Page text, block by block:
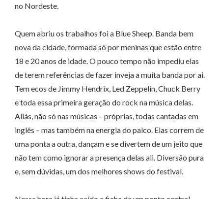
no Nordeste.
Quem abriu os trabalhos foi a Blue Sheep. Banda bem
nova da cidade, formada só por meninas que estão entre
18 e 20 anos de idade. O pouco tempo não impediu elas
de terem referências de fazer inveja a muita banda por ai.
Tem ecos de Jimmy Hendrix, Led Zeppelin, Chuck Berry
e toda essa primeira geração do rock na música delas.
Aliás, não só nas músicas – próprias, todas cantadas em
inglês – mas também na energia do palco. Elas correm de
uma ponta a outra, dançam e se divertem de um jeito que
não tem como ignorar a presença delas ali. Diversão pura
e, sem dúvidas, um dos melhores shows do festival.